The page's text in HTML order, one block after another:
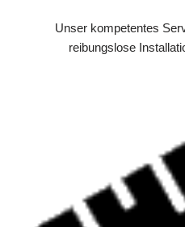
Unser kompetentes
reibungslose